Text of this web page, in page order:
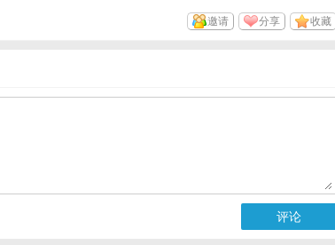
收藏
分享
邀请
评论